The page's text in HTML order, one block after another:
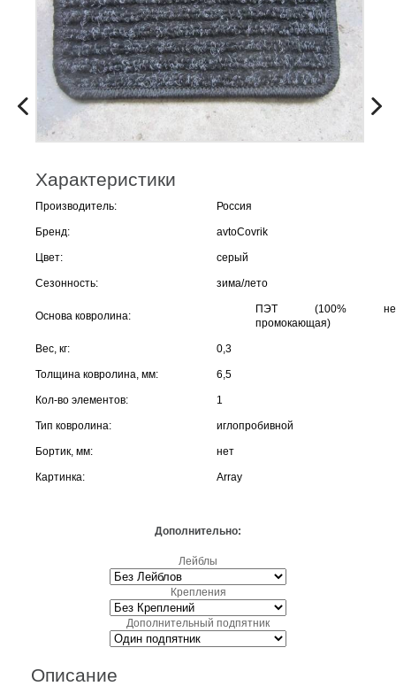
Характеристики
Производитель: Россия
Бренд: avtoCovrik
Цвет: серый
Сезонность: зима/лето
Основа ковролина:
ПЭТ (100% не
промокающая)
Вес, кг: 0,3
Толщина ковролина, мм: 6,5
Кол-во элементов: 1
Тип ковролина: иглопробивной
Бортик, мм: нет
Картинка: Array
Дополнительно:
Лейблы
Крепления
Дополнительный подпятник
Описание